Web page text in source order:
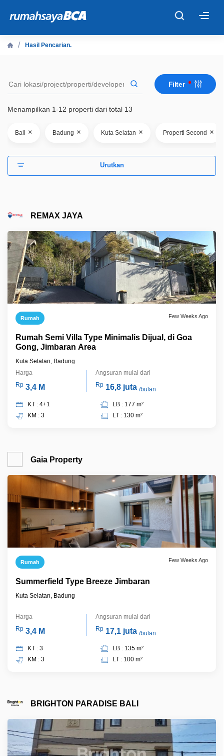
Cari Tahu
Fitur Unggulan
Hasil Pencarian.
Filter
Menampilkan 1-12 properti dari total 13
Bali × Badung × Kuta Selatan × Properti Second ×
Urutkan
REMAX JAYA
Rumah Few Weeks Ago
Rumah Semi Villa Type Minimalis Dijual, di Goa
Gong, Jimbaran Area
Kuta Selatan, Badung
Harga
Rp 3,4 M
Angsuran mulai dari
Rp 16,8 juta /bulan
KT : 4+1
KM : 3
LB : 177 m²
LT : 130 m²
Gaia Property
Rumah Few Weeks Ago
Summerfield Type Breeze Jimbaran
Kuta Selatan, Badung
Harga
Rp 3,4 M
Angsuran mulai dari
Rp 17,1 juta /bulan
KT : 3
KM : 3
LB : 135 m²
LT : 100 m²
BRIGHTON PARADISE BALI